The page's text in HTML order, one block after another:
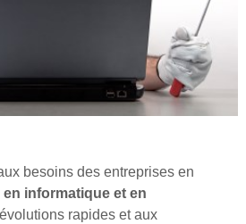
besoins des entreprises en
informatique et en
rapides et aux